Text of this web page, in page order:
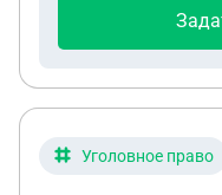
Уголовное право